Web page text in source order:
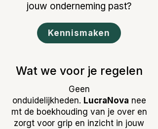
jouw onderneming past?
Kennismaken
Wat we voor je regelen
Geen
onduidelijkheden. LucraNova nee
mt de boekhouding van je over en
zorgt voor grip en inzicht in jouw